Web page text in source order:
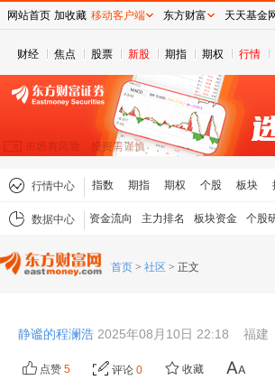
财经 焦点 股票 新股 期指 期权 行情
行情中心 指数 期指 期权 个股 板块
数据中心 资金流向 主力排名 板块资金 个股
首页 > 社区 > 正文
静谧的程澜浩 2025年08月10日 22:18 福建
点赞 5 评论 0 收藏
网站首页 加收藏 移动客户端 东方财富 天天基金